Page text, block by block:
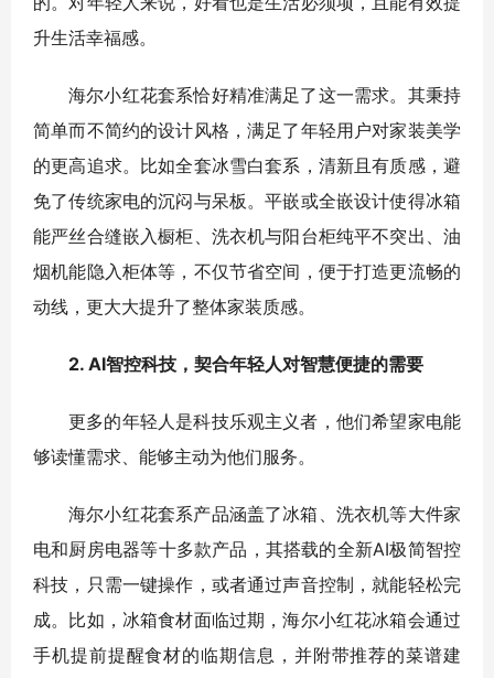
升生活幸福感。
海尔小红花套系恰好精准满足了这一需求。其秉持
简单而不简约的设计风格，满足了年轻用户对家装美学
的更高追求。比如全套冰雪白套系，清新且有质感，避
免了传统家电的沉闷与呆板。平嵌或全嵌设计使得冰箱
能严丝合缝嵌入橱柜、洗衣机与阳台柜纯平不突出、油
烟机能隐入柜体等，不仅节省空间，便于打造更流畅的
动线，更大大提升了整体家装质感。
2. AI智控科技，契合年轻人对智慧便捷的需要
更多的年轻人是科技乐观主义者，他们希望家电能
够读懂需求、能够主动为他们服务。
海尔小红花套系产品涵盖了冰箱、洗衣机等大件家
电和厨房电器等十多款产品，其搭载的全新AI极简智控
科技，只需一键操作，或者通过声音控制，就能轻松完
成。比如，冰箱食材面临过期，海尔小红花冰箱会通过
手机提前提醒食材的临期信息，并附带推荐的菜谱建